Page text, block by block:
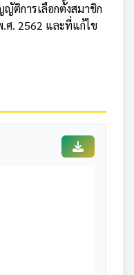
ติการเลือกตั้งสมาชิก
ศ. 2562 และที่แก้ไข